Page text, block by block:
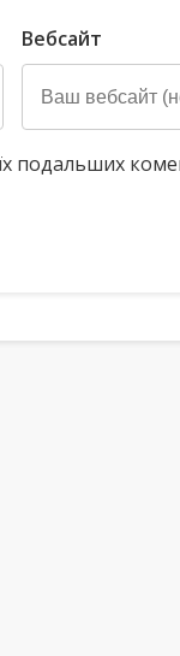
Вебсайт
подальших